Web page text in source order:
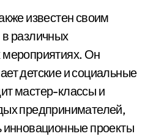
известен своим
различных
мероприятиях. Он
детские и социальные
мастер-классы и
предпринимателей,
инновационные проекты